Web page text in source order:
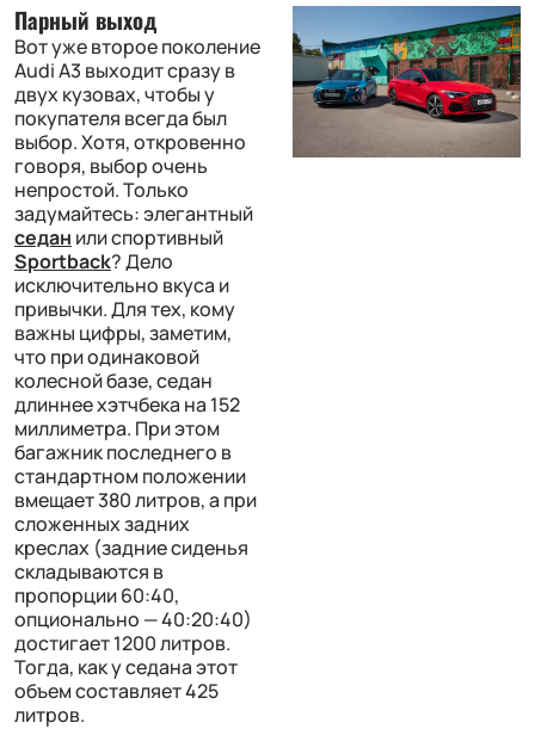
Парный выход
Вот уже второе поколение
Audi A3 выходит сразу в
двух кузовах, чтобы у
покупателя всегда был
выбор. Хотя, откровенно
говоря, выбор очень
непростой. Только
задумайтесь: элегантный
седан или спортивный
Sportback? Дело
исключительно вкуса и
привычки. Для тех, кому
важны цифры, заметим,
что при одинаковой
колесной базе, седан
длиннее хэтчбека на 152
миллиметра. При этом
багажник последнего в
стандартном положении
вмещает 380 литров, а при
сложенных задних
креслах (задние сиденья
складываются в
пропорции 60:40,
опционально — 40:20:40)
достигает 1200 литров.
Тогда, как у седана этот
объем составляет 425
литров.